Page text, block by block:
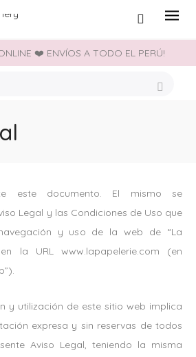
❤️ ENVÍOS A TODO EL PERÚ!
este documento. El mismo se
Legal y las Condiciones de Uso que
y uso de la web de “La
la URL www.lapapelerie.com (en
y utilización de este sitio web implica
expresa y sin reservas de todos
Aviso Legal, teniendo la misma